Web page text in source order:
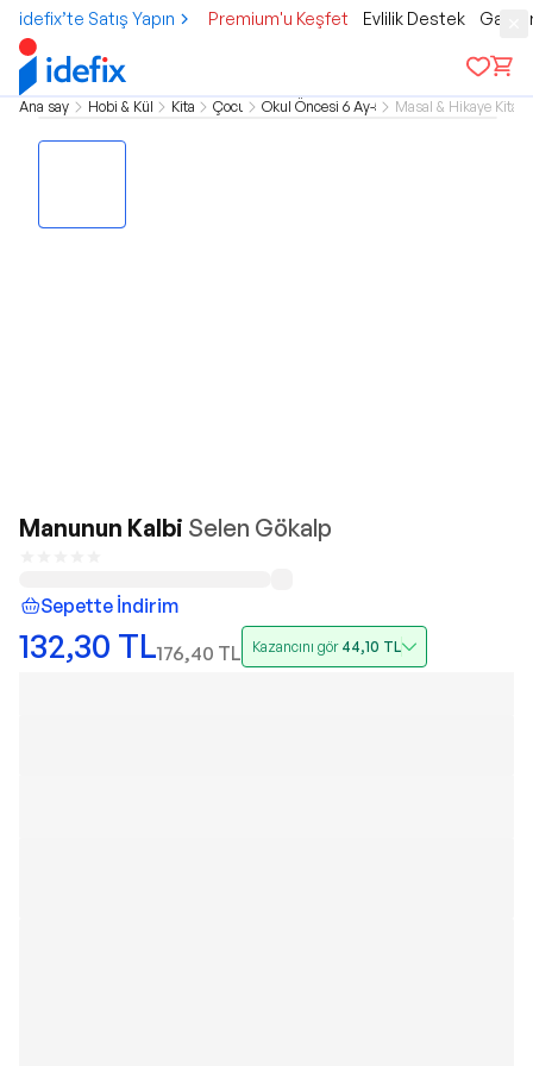
idefix’te Satış Yapın Premium'u Keşfet Evlilik Destek
Ana sayfa Hobi & Kültür Kitap Çocuk Okul Öncesi 6 Ay-5 YaşMasal & Hikaye
Manunun Kalbi Selen Gökalp
Sepette İndirim
132,30 TL176,40 TL Kazancını gör 44,10 TL